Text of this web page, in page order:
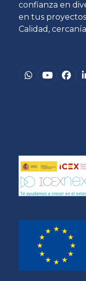
confianza en
en tus
Calidad,
Whatsapp
YouTube